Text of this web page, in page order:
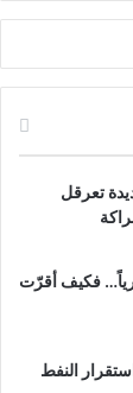
تعرقل
دولار شهرياً… فكيف أقرّت
النفط